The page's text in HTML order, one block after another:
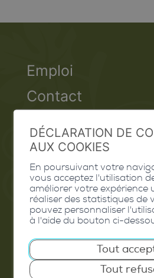
Emploi
Contact
Extranet
Valais Excellence
Commune de Conthey
Route de Savoie 54
1975
St-Séverin
T. 027 345 45 45
DÉCLARATION DE
AUX COOKIES
En poursuivant votre
vous acceptez l'utilisation
améliorer votre expérience
réaliser des statistiques de
pouvez personnaliser
à l'aide du bouton ci-
Tout
Tout